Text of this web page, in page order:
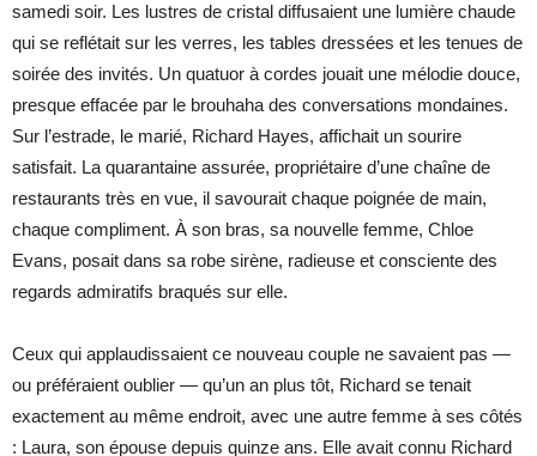
samedi soir. Les lustres de cristal diffusaient une lumière chaude
qui se reflétait sur les verres, les tables dressées et les tenues de
soirée des invités. Un quatuor à cordes jouait une mélodie douce,
presque effacée par le brouhaha des conversations mondaines.
Sur l’estrade, le marié, Richard Hayes, affichait un sourire
satisfait. La quarantaine assurée, propriétaire d’une chaîne de
restaurants très en vue, il savourait chaque poignée de main,
chaque compliment. À son bras, sa nouvelle femme, Chloe
Evans, posait dans sa robe sirène, radieuse et consciente des
regards admiratifs braqués sur elle.
Ceux qui applaudissaient ce nouveau couple ne savaient pas —
ou préféraient oublier — qu’un an plus tôt, Richard se tenait
exactement au même endroit, avec une autre femme à ses côtés
: Laura, son épouse depuis quinze ans. Elle avait connu Richard